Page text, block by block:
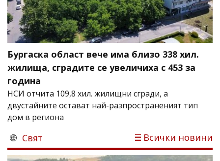
Бургаска област вече има близо 338 хил.
жилища, сградите се увеличиха с 453 за
година
НСИ отчита 109,8 хил. жилищни сгради, а
двустайните остават най-разпространеният тип
дом в региона
Свят Всички новини